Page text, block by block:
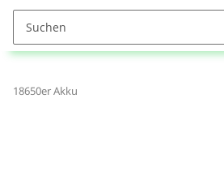
18650er Akku